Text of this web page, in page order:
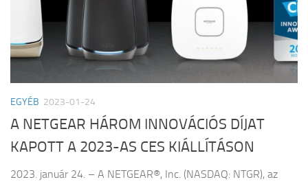
EGYÉB 2023-01-24
A NETGEAR HÁROM INNOVÁCIÓS DÍJAT
KAPOTT A 2023-AS CES KIÁLLÍTÁSON
2023. január 24. – A NETGEAR®, Inc. (NASDAQ: NTGR), az